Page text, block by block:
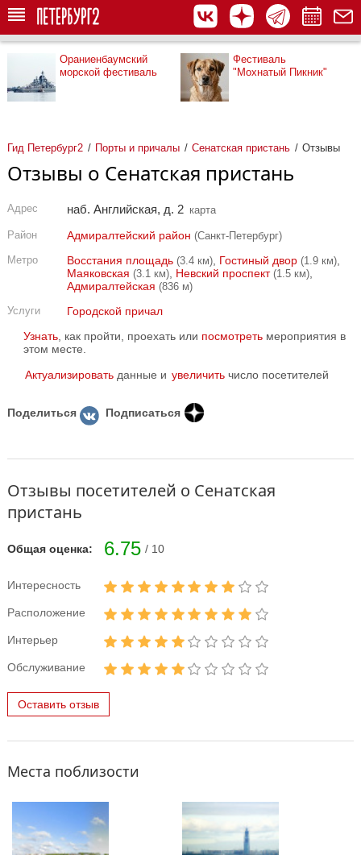
Ораниенбаумский
морской фестиваль
Фестиваль
"Мохнатый Пикник"
Гид Петербург2 Порты и причалы Сенатская пристань Отзывы
Отзывы о Сенатская пристань
Адрес наб. Английская, д. 2 карта
Район Адмиралтейский район (Санкт-Петербург)
Метро
Восстания площадь (3.4 км), Гостиный двор (1.9 км),
Маяковская (3.1 км), Невский проспект (1.5 км),
Адмиралтейская (836 м)
Услуги
Городской причал
Узнать , как пройти, проехать или посмотреть мероприятия в
этом месте.
Актуализировать данные и увеличить число посетителей
Поделиться Подписаться
Отзывы посетителей о Сенатская
пристань
Общая оценка: 6.75 / 10
Интересность
Расположение
Интерьер
Обслуживание
Оставить отзыв
Места поблизости